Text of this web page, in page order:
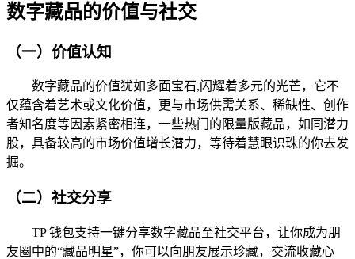
数字藏品的价值与社交
（一）价值认知
数字藏品的价值犹如多面宝石,闪耀着多元的光芒，它不
仅蕴含着艺术或文化价值，更与市场供需关系、稀缺性、创作
者知名度等因素紧密相连，一些热门的限量版藏品，如同潜力
股，具备较高的市场价值增长潜力，等待着慧眼识珠的你去发
掘。
（二）社交分享
TP 钱包支持一键分享数字藏品至社交平台，让你成为朋
友圈中的“藏品明星”，你可以向朋友展示珍藏，交流收藏心